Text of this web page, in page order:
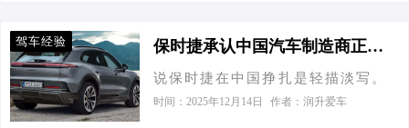
还是满足家庭和工作需要想购买一款
场合的车子，这里都能满足您的需
求，选择到最合适的车辆，把您的爱
富锋街道瑞鹏路顺驰汽车举办一场消
费者首选的活动。此次活动将开启车
展新模式，不一样的购车体验，更加
贴心的服务，只等你的参与。 无
驾车经验 保时捷承认中国汽车制造商正以“令人惊叹”的速度进行创新
说保时捷在中国挣扎是轻描淡写。
2024年销量下降了28%，仅为56,887
时间：2025年12月14日 作者：润升爱车